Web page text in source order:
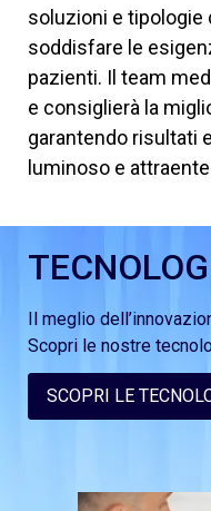
soluzioni e tipologie
soddisfare le
pazienti. Il team
e consiglierà la
garantendo risultati
luminoso e
Il meglio
Scopri le nostre
SCOPRI LE